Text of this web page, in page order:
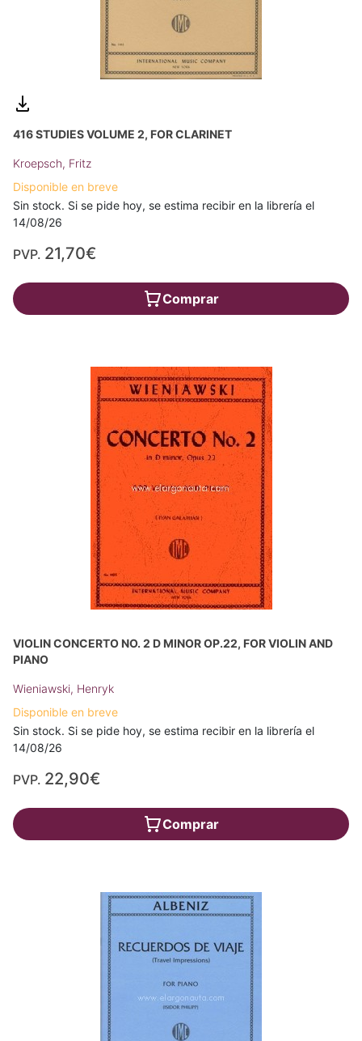
416 STUDIES VOLUME 2, FOR CLARINET
Kroepsch, Fritz
Disponible en breve
Sin stock. Si se pide hoy, se estima recibir en la librería el
14/08/26
PVP. 21,70€
Comprar
VIOLIN CONCERTO NO. 2 D MINOR OP.22, FOR VIOLIN AND
PIANO
Wieniawski, Henryk
Disponible en breve
Sin stock. Si se pide hoy, se estima recibir en la librería el
14/08/26
PVP. 22,90€
Comprar